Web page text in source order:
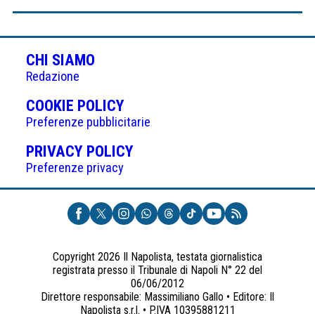
CHI SIAMO
Redazione
COOKIE POLICY(APRE
IN
UNA
NUOVA
Preferenze pubblicitarie
PRIVACY POLICY(APRE
UNA
NUOVA
SCHEDA)
Preferenze privacy
Copyright 2026 Il Napolista, testata giornalistica
registrata presso il Tribunale di Napoli N° 22 del
06/06/2012
Direttore responsabile: Massimiliano Gallo • Editore: Il
Napolista s.r.l. • P.IVA 10395881211